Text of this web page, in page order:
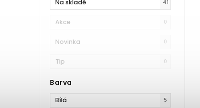
Na skladě 41
Akce 0
Novinka 0
Tip 0
Barva
Bílá 5